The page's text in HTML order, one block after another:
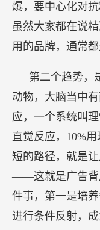
就勇夺第一。第二个
有”的情况下引爆品牌
心，但互联网广告消
回事，所以你要赢得互
讲，从消费者关心的维
我给大家分享
爆，要中心化对
虽然大家都在说
用的品牌，通常